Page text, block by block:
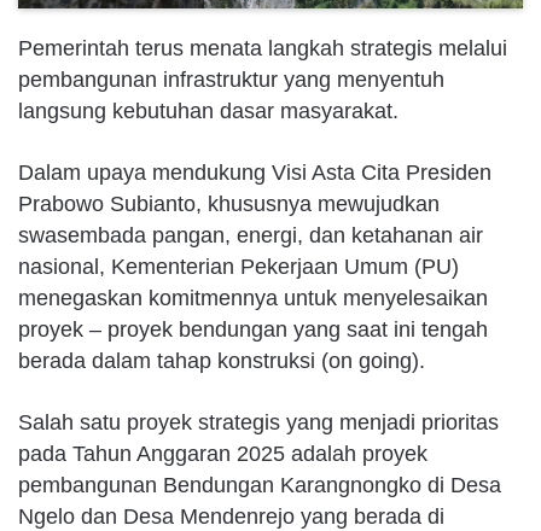
Pemerintah terus menata langkah strategis melalui
pembangunan infrastruktur yang menyentuh
langsung kebutuhan dasar masyarakat.
Dalam upaya mendukung Visi Asta Cita Presiden
Prabowo Subianto, khususnya mewujudkan
swasembada pangan, energi, dan ketahanan air
nasional, Kementerian Pekerjaan Umum (PU)
menegaskan komitmennya untuk menyelesaikan
proyek – proyek bendungan yang saat ini tengah
berada dalam tahap konstruksi (on going).
Salah satu proyek strategis yang menjadi prioritas
pada Tahun Anggaran 2025 adalah proyek
pembangunan Bendungan Karangnongko di Desa
Ngelo dan Desa Mendenrejo yang berada di